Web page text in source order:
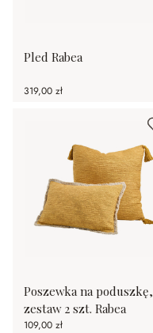
Pled Rabea
319,00 zł
Poszewka na poduszkę,
zestaw 2 szt. Rabea
109,00 zł